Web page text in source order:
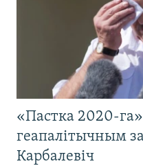
«Пастка 2020-
геапалітычным
Карбалевіч